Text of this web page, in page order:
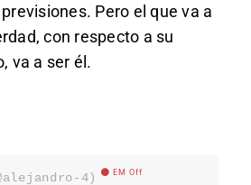
Pero el que va a
con respecto a su
va a ser él.
4) EM Off